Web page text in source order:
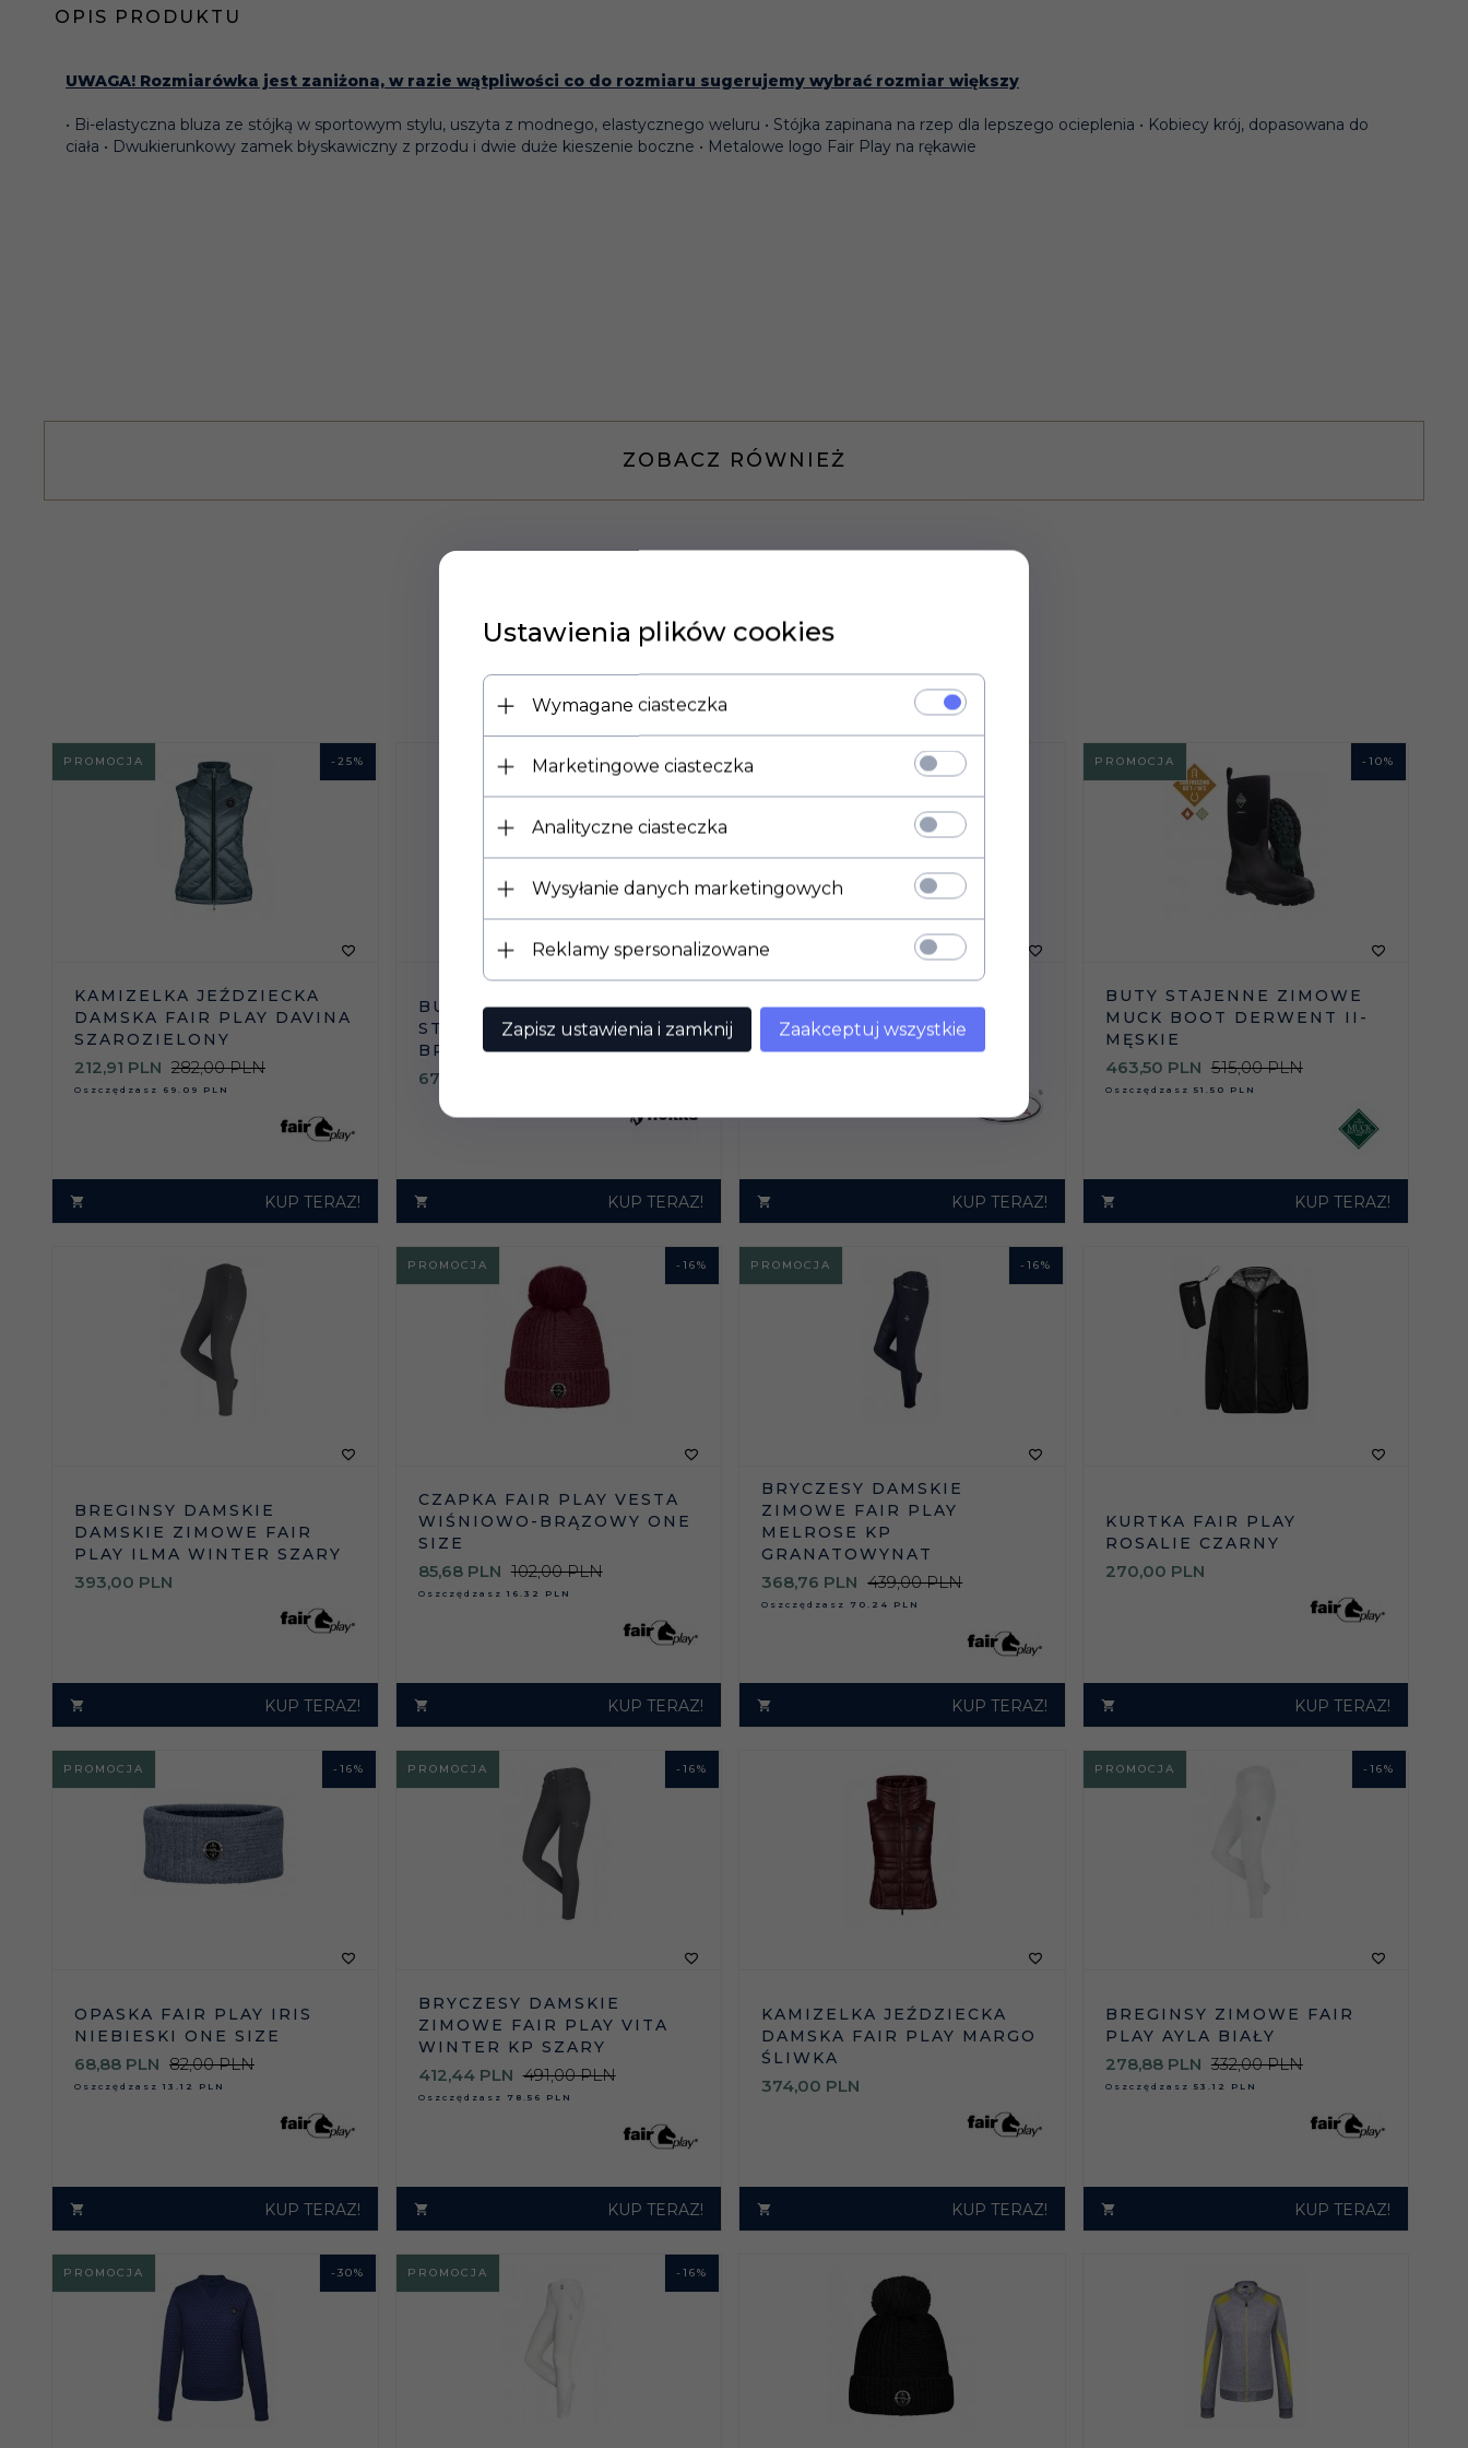
OPIS PRODUKTU
UWAGA! Rozmiarówka jest zaniżona, w razie wątpliwości co do rozmiaru sugerujemy wybrać rozmiar większy
• Bi-elastyczna bluza ze stójką w sportowym stylu, uszyta z modnego, elastycznego weluru • Stójka zapinana na rzep dla lepszego ocieplenia • Kobiecy krój, dopasowana do
ciała • Dwukierunkowy zamek błyskawiczny z przodu i dwie duże kieszenie boczne • Metalowe logo Fair Play na rękawie
ZOBACZ RÓWNIEŻ
- 25%
PROMOCJA
KAMIZELKA JEŹDZIECKA
DAMSKA FAIR PLAY DAVINA
SZAROZIELONY
212,91 PLN 282,00 PLN
Oszczędzasz 69.09 PLN
KUP TERAZ!
BUTY OUTDOOROWE /
STAJENNE HORKA KERRY -
BRĄZ / NIEBIESKI
674,
KUP TERAZ!
RĘKAWICZKI YORK
POLARICA PLUS ZIMOWE
KUP TERAZ!
-10%
PROMOCJA
BUTY STAJENNE ZIMOWE
MUCK BOOT DERWENT II-
MĘSKIE
463,50 PLN 515,00 PLN
Oszczędzasz 51.50 PLN
KUP TERAZ!
BREGINSY DAMSKIE
DAMSKIE ZIMOWE FAIR
PLAY ILMA WINTER SZARY
393,00 PLN
KUP TERAZ!
-16%
PROMOCJA
CZAPKA FAIR PLAY VESTA
WIŚNIOWO-BRĄZOWY ONE
SIZE
85,68 PLN 102,00 PLN
Oszczędzasz 16.32 PLN
KUP TERAZ!
- 16%
PROMOCJA
BRYCZESY DAMSKIE
ZIMOWE FAIR PLAY
MELROSE KP
GRANATOWYNAT
368,76 PLN 439,00 PLN
Oszczędzasz 70.24 PLN
KUP TERAZ!
KURTKA FAIR PLAY
ROSALIE CZARNY
270,00 PLN
KUP TERAZ!
- 16%
PROMOCJA
OPASKA FAIR PLAY IRIS
NIEBIESKI ONE SIZE
68,88 PLN 82,00 PLN
Oszczędzasz 13.12 PLN
KUP TERAZ!
-16%
PROMOCJA
BRYCZESY DAMSKIE
ZIMOWE FAIR PLAY VITA
WINTER KP SZARY
412,44 PLN 491,00 PLN
Oszczędzasz 78.56 PLN
KUP TERAZ!
KAMIZELKA JEŹDZIECKA
DAMSKA FAIR PLAY MARGO
ŚLIWKA
374,00 PLN
KUP TERAZ!
-16%
PROMOCJA
BREGINSY ZIMOWE FAIR
PLAY AYLA BIAŁY
278,88 PLN 332,00 PLN
Oszczędzasz 53.12 PLN
KUP TERAZ!
- 30%
PROMOCJA -16%
PROMOCJA
Ustawienia plików cookies
Wymagane ciasteczka
Marketingowe ciasteczka
Analityczne ciasteczka
Wysyłanie danych marketingowych
Reklamy spersonalizowane
Zapisz ustawienia i zamknij Zaakceptuj wszystkie